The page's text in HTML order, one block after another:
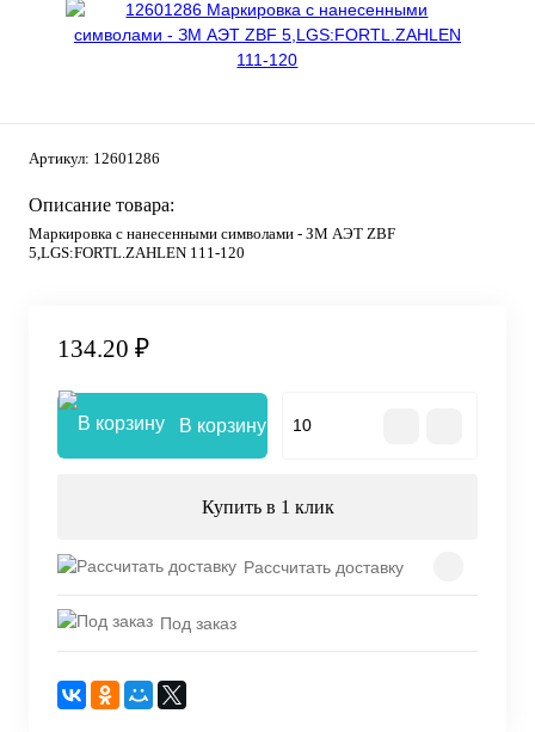
Артикул: 12601286
Описание товара:
Маркировка с нанесенными символами - ЗМ АЭТ ZBF
5,LGS:FORTL.ZAHLEN 111-120
134.20 ₽
В корзину
Купить в 1 клик
Рассчитать доставку
Под заказ